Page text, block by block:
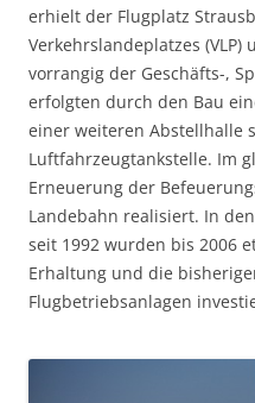
erhielt der Flugplatz
Verkehrslandeplatzes
vorrangig der Geschäfts-,
erfolgten durch den Bau
einer weiteren Abstellhalle
Luftfahrzeugtankstelle. Im
Erneuerung der
Landebahn realisiert. In
seit 1992 wurden bis 2006
Erhaltung und die
Flugbetriebsanlagen